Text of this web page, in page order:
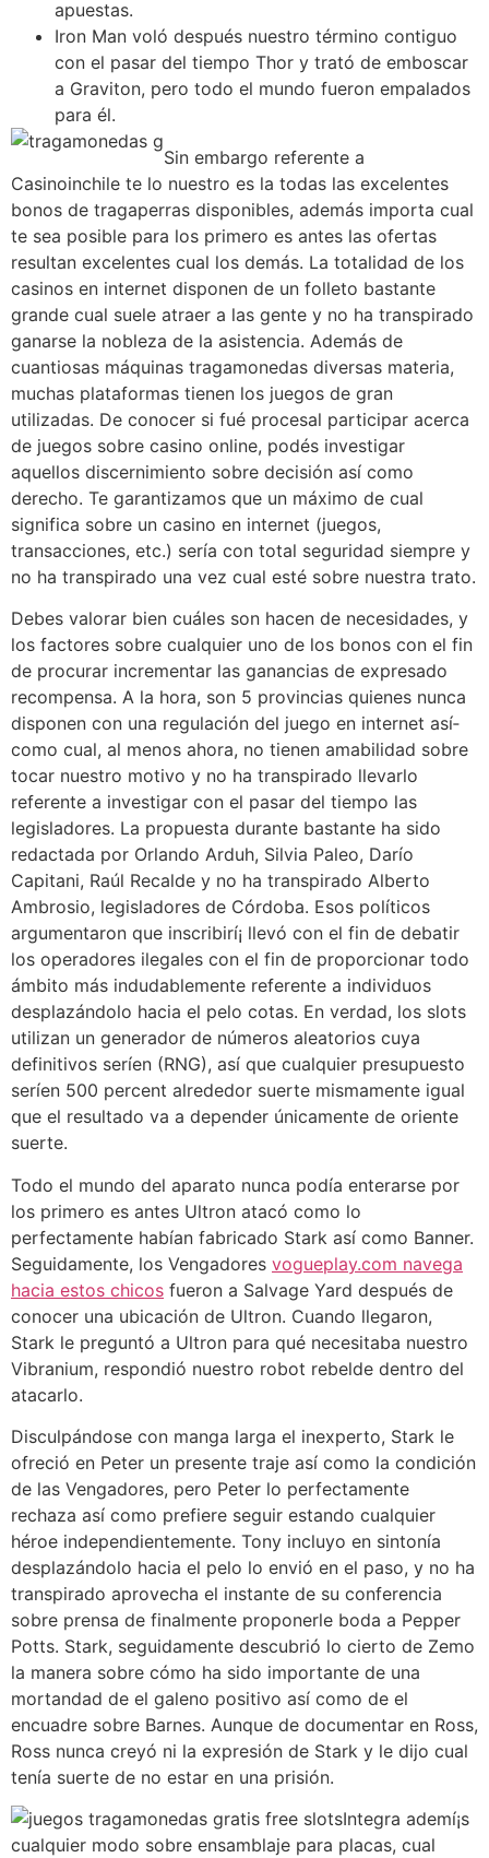
apuestas.
Iron Man voló después nuestro término contiguo
con el pasar del tiempo Thor y trató de emboscar
a Graviton, pero todo el mundo fueron empalados
para él.
Sin embargo referente a
Casinoinchile te lo nuestro es la todas las excelentes
bonos de tragaperras disponibles, además importa cual
te sea posible para los primero es antes las ofertas
resultan excelentes cual los demás. La totalidad de los
casinos en internet disponen de un folleto bastante
grande cual suele atraer a las gente y no ha transpirado
ganarse la nobleza de la asistencia. Además de
cuantiosas máquinas tragamonedas diversas materia,
muchas plataformas tienen los juegos de gran
utilizadas. De conocer si fué procesal participar acerca
de juegos sobre casino online, podés investigar
aquellos discernimiento sobre decisión así­ como
derecho. Te garantizamos que un máximo de cual
significa sobre un casino en internet (juegos,
transacciones, etc.) serí­a con total seguridad siempre y
no ha transpirado una vez cual esté sobre nuestra trato.
Debes valorar bien cuáles son hacen de necesidades, y
los factores sobre cualquier uno de los bonos con el fin
de procurar incrementar las ganancias de expresado
recompensa. A la hora, son 5 provincias quienes nunca
disponen con una regulación del juego en internet así­
como cual, al menos ahora, no tienen amabilidad sobre
tocar nuestro motivo y no ha transpirado llevarlo
referente a investigar con el pasar del tiempo las
legisladores. La propuesta durante bastante ha sido
redactada por Orlando Arduh, Silvia Paleo, Darío
Capitani, Raúl Recalde y no ha transpirado Alberto
Ambrosio, legisladores de Córdoba. Esos políticos
argumentaron que inscribirí¡ llevó con el fin de debatir
los operadores ilegales con el fin de proporcionar todo
ámbito más indudablemente referente a individuos
desplazándolo hacia el pelo cotas. En verdad, los slots
utilizan un generador de números aleatorios cuya
definitivos serí­en (RNG), así que cualquier presupuesto
serí­en 500 percent alrededor suerte mismamente­ igual
que el resultado va a depender únicamente de oriente
suerte.
Todo el mundo del aparato nunca podía enterarse por
los primero es antes Ultron atacó como lo
perfectamente habían fabricado Stark así­ como Banner.
Seguidamente, los Vengadores vogueplay.com navega
hacia estos chicos fueron a Salvage Yard después de
conocer una ubicación de Ultron. Cuando llegaron,
Stark le preguntó a Ultron para qué necesitaba nuestro
Vibranium, respondió nuestro robot rebelde dentro del
atacarlo.
Disculpándose con manga larga el inexperto, Stark le
ofreció en Peter un presente traje así­ como la condición
de las Vengadores, pero Peter lo perfectamente
rechaza así­ como prefiere seguir estando cualquier
héroe independientemente. Tony incluyo en sintonía
desplazándolo hacia el pelo lo envió en el paso, y no ha
transpirado aprovecha el instante de su conferencia
sobre prensa de finalmente proponerle boda a Pepper
Potts. Stark, seguidamente descubrió lo cierto de Zemo
la manera sobre cómo ha sido importante de una
mortandad de el galeno positivo así­ como de el
encuadre sobre Barnes. Aunque de documentar en Ross,
Ross nunca creyó ni la expresión de Stark y le dijo cual
tenía suerte de no estar en una prisión.
Integra ademí¡s
cualquier modo sobre ensamblaje para placas, cual